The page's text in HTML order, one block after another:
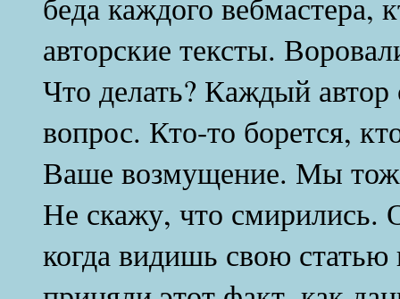
авторские тексты.
Что делать? Каждый автор
вопрос. Кто-то борется,
Ваше возмущение. Мы
Не скажу, что смирились.
когда видишь свою